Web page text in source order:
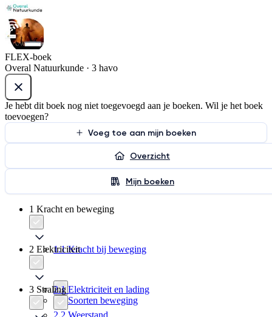
FLEX-boek
Overal Natuurkunde · 3 havo
Je hebt dit boek nog niet toegevoegd aan je boeken. Wil je het boek
toevoegen?
Voeg toe aan mijn boeken
Overzicht
Mijn boeken
1 Kracht en beweging
1.1 Kracht bij beweging
1.2 Soorten beweging
2 Elektriciteit
2.1 Elektriciteit en lading
3 Straling